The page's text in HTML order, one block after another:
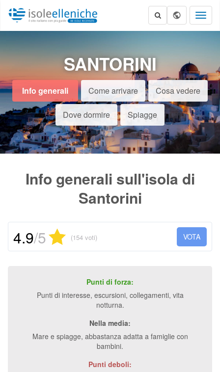
SANTORINI
Info generali Come arrivare Cosa vedere
Dove dormire Spiagge
Info generali sull'isola di
Santorini
VOTA
4.9/5 (154 voti)
Punti di forza:
Punti di interesse, escursioni, collegamenti, vita
notturna.
Nella media:
Mare e spiagge, abbastanza adatta a famiglie con
bambini.
Punti deboli: